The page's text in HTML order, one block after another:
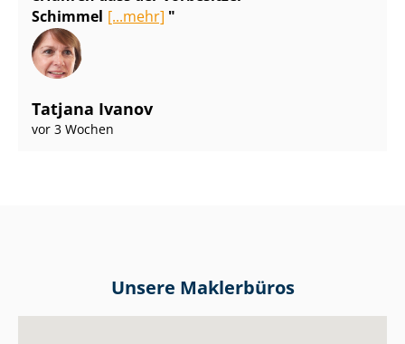
Schimmel [...mehr]
Tatjana Ivanov
vor 3 Wochen
Unsere Maklerbüros